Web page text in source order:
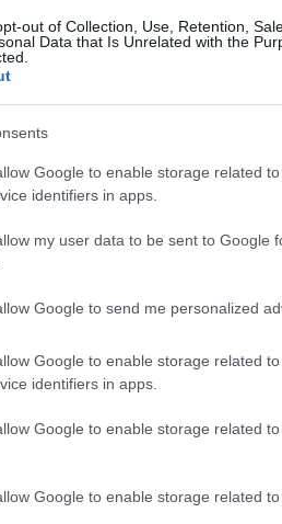
out of Collection, Use, Retention,
Data that Is Unrelated with the
Google to enable storage related
identifiers in apps.
my user data to be sent to Google
Google to send me personalized
Google to enable storage related
identifiers in apps.
Google to enable storage related
Google to enable storage related to